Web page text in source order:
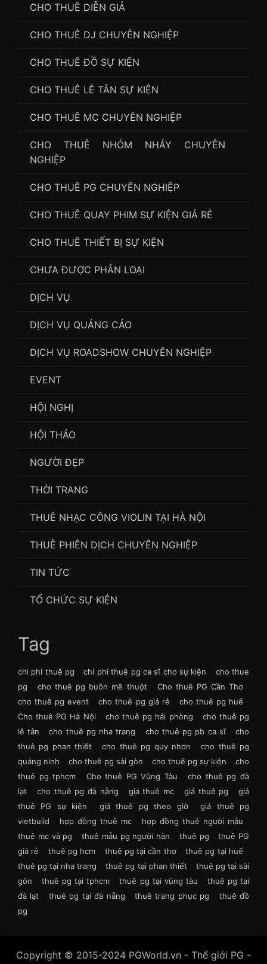
CHO THUÊ DIỄN GIẢ
CHO THUÊ DJ CHUYÊN NGHIỆP
CHO THUÊ ĐỒ SỰ KIỆN
CHO THUÊ LỄ TÂN SỰ KIỆN
CHO THUÊ MC CHUYÊN NGHIỆP
CHO THUÊ NHÓM NHẢY CHUYÊN
NGHIỆP
CHO THUÊ PG CHUYÊN NGHIỆP
CHO THUÊ QUAY PHIM SỰ KIỆN GIÁ RẺ
CHO THUÊ THIẾT BỊ SỰ KIỆN
CHƯA ĐƯỢC PHÂN LOẠI
DỊCH VỤ
DỊCH VỤ QUẢNG CÁO
DỊCH VỤ ROADSHOW CHUYÊN NGHIỆP
EVENT
HỘI NGHỊ
HỘI THẢO
NGƯỜI ĐẸP
THỜI TRANG
THUÊ NHẠC CÔNG VIOLIN TẠI HÀ NỘI
THUÊ PHIÊN DỊCH CHUYÊN NGHIỆP
TIN TỨC
TỔ CHỨC SỰ KIỆN
Tag
chi phí thuê pg chi phí thuê pg ca sĩ cho sự kiện
cho thue
pg
cho thuê pg buôn mê thuột
Cho thuê PG Cần Thơ
cho thuê pg event
cho thuê pg giá rẻ
cho thuê pg huế
Cho thuê PG Hà Nội
cho thuê pg hải phòng
cho thuê pg
lễ tân
cho thuê pg nha trang cho thuê pg pb ca sĩ
cho
thuê pg phan thiết
cho thuê pg quy nhơn
cho thuê pg
quảng ninh
cho thuê pg sài gòn cho thuê pg sự kiện
cho
thuê pg tphcm
Cho thuê PG Vũng Tàu
cho thuê pg đà
lạt
cho thuê pg đà nẵng giá thuê mc giá thuê pg
giá
thuê PG sự kiện
giá thuê pg theo giờ
giá thuê pg
vietbuild
hợp đồng thuê mc
hợp đồng thuê người mẫu
thuê mc và pg
thuê mẫu pg người hàn thuê pg
thuê PG
giá rẻ
thuê pg hcm thuê pg tại cần thơ
thuê pg tại huế
thuê pg tại nha trang
thuê pg tại phan thiết
thuê pg tại sài
gòn
thuê pg tại tphcm thuê pg tại vũng tàu
thuê pg tại
đà lạt
thuê pg tại đà nẵng thuê trang phục pg
thuê đồ
pg
Copyright © 2015-2024 PGWorld.vn - Thế giới PG -